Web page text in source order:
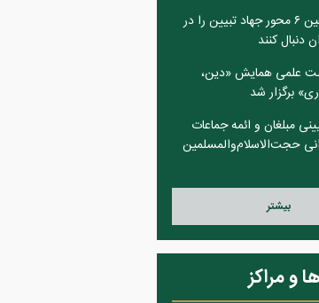
مبلغان اربعین ۶ محور جهاد تبیین را در
دنبال کنند
علمی همایش «دین،
برگزار شد
مبلغان و ائمه جماعات
حجت‌الاسلام‌والمسلمین
بيشتر
و مراکز